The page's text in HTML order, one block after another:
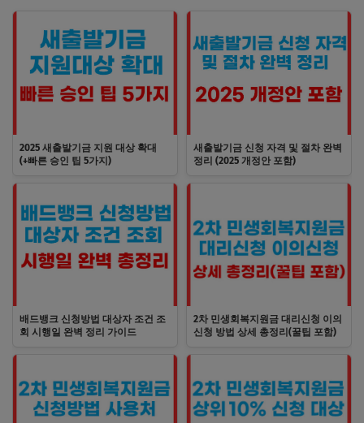
2025 새출발기금 지원 대상 확대
(+빠른 승인 팁 5가지)
새출발기금 신청 자격 및 절차 완벽
정리 (2025 개정안 포함)
배드뱅크 신청방법 대상자 조건 조
회 시행일 완벽 정리 가이드
2차 민생회복지원금 대리신청 이의
신청 방법 상세 총정리(꿀팁 포함)